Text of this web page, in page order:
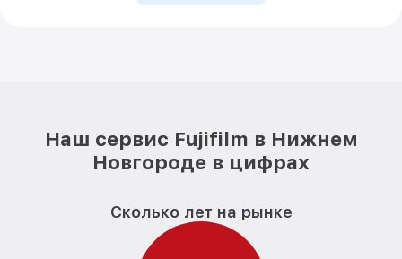
Наш сервис Fujifilm в Нижнем
Новгороде в цифрах
Сколько лет на рынке